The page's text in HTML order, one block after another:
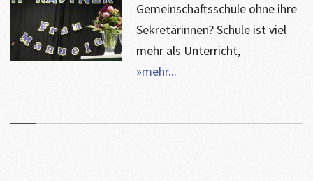
Gemeinschaftsschule ohne ihre
Sekretärinnen? Schule ist viel
mehr als Unterricht,
»mehr...